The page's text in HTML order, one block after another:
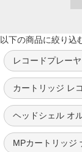
以下の商品に絞り込
レコードプレー
カートリッジ レ
ヘッドシェル オ
MPカートリッジ